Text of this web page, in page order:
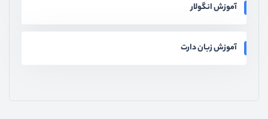
آموزش انگولار
آموزش زبان دارت